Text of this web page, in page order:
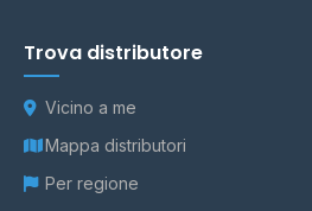
Trova distributore
Vicino a me
Mappa distributori
Per regione